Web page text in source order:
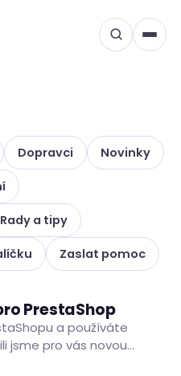
Dopravci Novinky
Rady a tipy
Zaslat pomoc
PrestaShop
a používáte
jsme pro vás novou
vám zjednoduší